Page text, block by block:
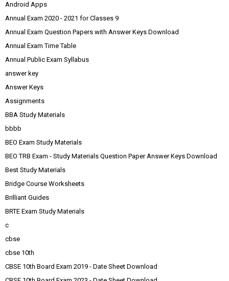
Android Apps
Annual Exam 2020 - 2021 for Classes 9
Annual Exam Question Papers with Answer Keys Download
Annual Exam Time Table
Annual Public Exam Syllabus
answer key
Answer Keys
Assignments
BBA Study Materials
bbbb
BEO Exam Study Materials
BEO TRB Exam - Study Materials Question Paper Answer Keys Download
Best Study Materials
Bridge Course Worksheets
Brilliant Guides
BRTE Exam Study Materials
c
cbse
cbse 10th
CBSE 10th Board Exam 2019 - Date Sheet Download